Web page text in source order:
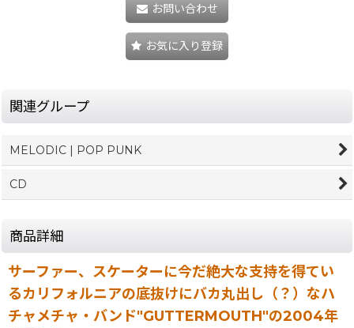
お問い合わせ
お気に入り登録
関連グループ
MELODIC | POP PUNK
CD
商品詳細
サーファー、スケーターに今だ絶大な支持を得てい
るカリフォルニアの底抜けにバカ丸出し（？）なハ
チャメチャ・バンド"GUTTERMOUTH"の2004年